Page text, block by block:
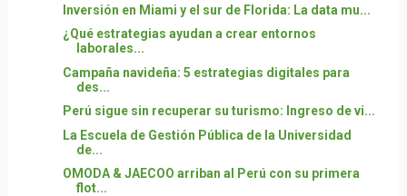
Inversión en Miami y el sur de Florida: La data mu...
¿Qué estrategias ayudan a crear entornos
laborales...
Campaña navideña: 5 estrategias digitales para
des...
Perú sigue sin recuperar su turismo: Ingreso de vi...
La Escuela de Gestión Pública de la Universidad
de...
OMODA & JAECOO arriban al Perú con su primera
flot...